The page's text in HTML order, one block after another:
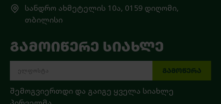
სანდრო ახმეტელის 10ა, 0159 დიღომი,
თბილისი
ᲒᲐᲛᲝᲘᲬᲔᲠᲔ ᲡᲘᲐᲮᲚᲔ
ᲒᲐᲛᲝᲬᲔᲠᲐ
შემოგვიერთდი და გაიგე ყველა სიახლე